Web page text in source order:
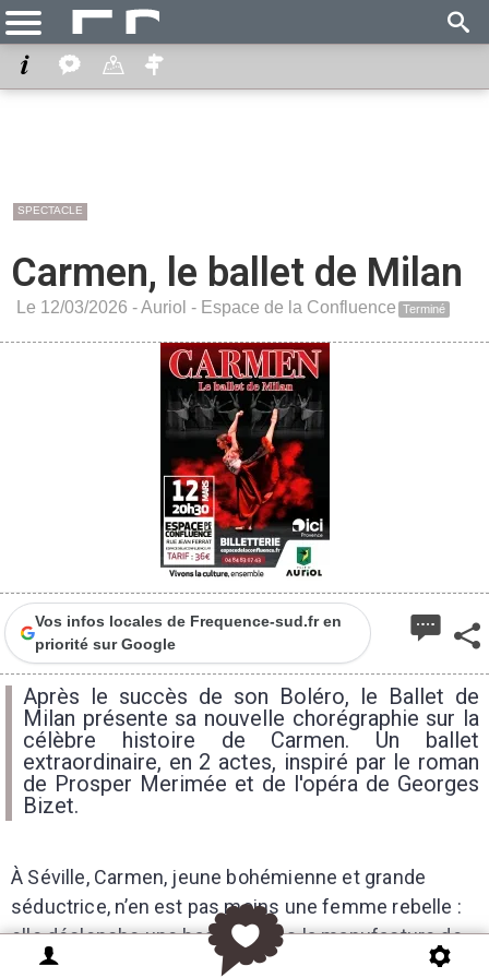
SPECTACLE
Carmen, le ballet de Milan
Le 12/03/2026 -Auriol - Espace de la Confluence Terminé
Vos infos locales de Frequence-sud.fr en
priorité sur Google
Après le succès de son Boléro, le Ballet de
Milan présente sa nouvelle chorégraphie sur la
célèbre histoire de Carmen. Un ballet
extraordinaire, en 2 actes, inspiré par le roman
de Prosper Merimée et de l'opéra de Georges
Bizet.
À Séville, Carmen, jeune bohémienne et grande
séductrice, n’en est pas moins une femme rebelle :
elle déclenche une bagarre dans la manufacture de
tabac où elle travaille, et se fait arrêter. Le brigadier